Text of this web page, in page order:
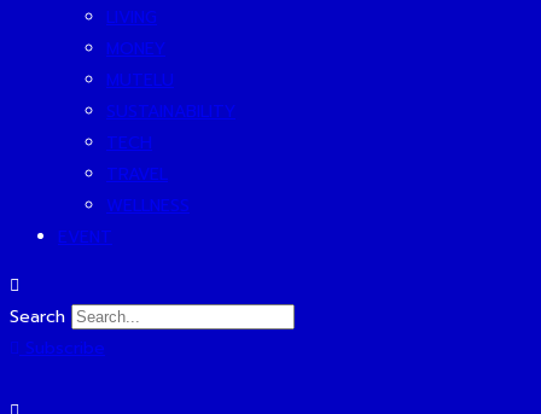
LIVING
MONEY
MUTELU
SUSTAINABILITY
TECH
TRAVEL
WELLNESS
EVENT
Search
Subscribe